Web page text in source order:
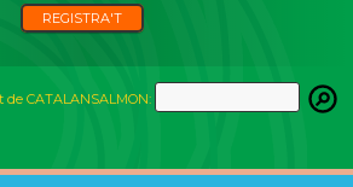
REGISTRA'T
de CATALANSALMON: